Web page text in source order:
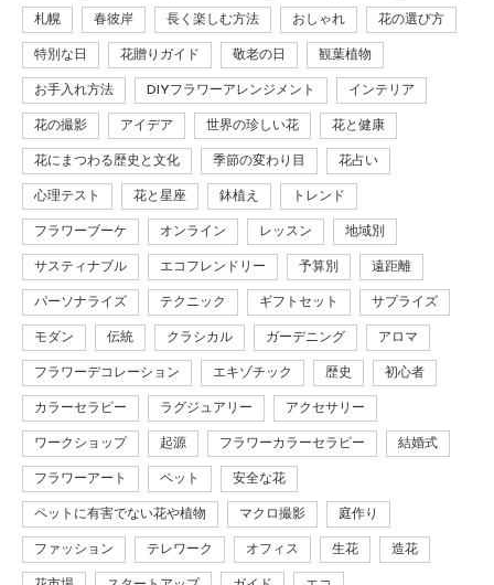
札幌 春彼岸 長く楽しむ方法 おしゃれ 花の選び方
特別な日 花贈りガイド 敬老の日 観葉植物
お手入れ方法 DIYフラワーアレンジメント インテリア
花の撮影 アイデア 世界の珍しい花 花と健康
花にまつわる歴史と文化 季節の変わり目 花占い
心理テスト 花と星座 鉢植え トレンド
フラワーブーケ オンライン レッスン 地域別
サスティナブル エコフレンドリー 予算別 遠距離
パーソナライズ テクニック ギフトセット サプライズ
モダン 伝統 クラシカル ガーデニング アロマ
フラワーデコレーション エキゾチック 歴史 初心者
カラーセラピー ラグジュアリー アクセサリー
ワークショップ 起源 フラワーカラーセラピー 結婚式
フラワーアート ペット 安全な花
ペットに有害でない花や植物 マクロ撮影 庭作り
ファッション テレワーク オフィス 生花 造花